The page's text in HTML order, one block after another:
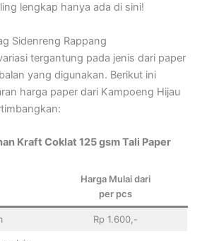
lengkap hanya ada di sini!
Sidenreng Rappang
tergantung pada jenis dari paper
yang digunakan. Berikut ini
harga paper dari Kampoeng Hijau
Kraft Coklat 125 gsm Tali Paper
Harga Mulai dari
per pcs
Rp 1.600,-